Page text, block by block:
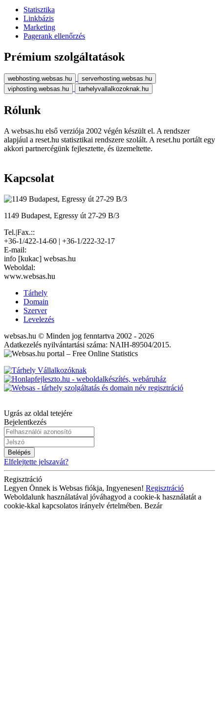
Statisztika
Linkbázis
Marketing
Pagerank ellenőrzés
Prémium szolgáltatások
webhosting.websas.hu
serverhosting.websas.hu
viphosting.websas.hu
tarhelyvallalkozoknak.hu
Rólunk
A websas.hu első verziója 2002 végén készült el. A rendszer
alapjául a reset.hu statisztikai rendszere szolált. A reset.hu portált egy
akkori partnercégünk fejlesztette, és üzemeltette.
Kapcsolat
1149 Budapest, Egressy út 27-29 B/3
Tel.|Fax.::
+36-1/422-14-60 | +36-1/222-32-17
E-mail:
info [kukac] websas.hu
Weboldal:
www.websas.hu
Tárhely
Domain
Szerver
Levelezés
websas.hu © Minden jog fenntartva 2002 - 2026
Adatkezelés nyilvántartási száma: NAIH-89504/2015.
Ugrás az oldal tetejére
Bejelentkezés
Belépés
Elfelejtette jelszavát?
Regisztráció
Legyen Önnek is Websas fiókja, Ingyenesen! Regisztráció
Weboldalunk használatával jóváhagyod a cookie-k használatát a
cookie-kkal kapcsolatos irányelv értelmében. Bezár